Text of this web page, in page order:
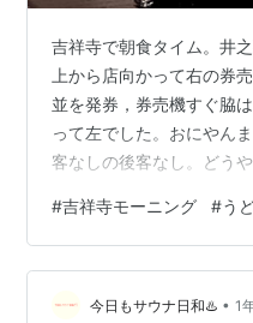
吉祥寺で朝食タイム。井
上から店向かって右の券
並を発券，券売機すぐ脇
って左でした。おにやん
客なしの後客なし。どう
て，薬味ほか入れて食事
から出る といった感じで
受取り，生姜と天かすを
はかなり以前に御茶ノ水
#吉祥寺モーニング #う
今日もサウナ日和♨️ • 1